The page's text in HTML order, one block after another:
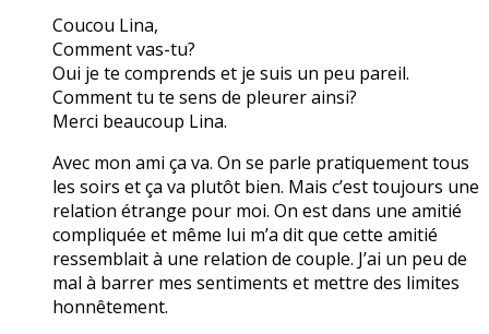
Coucou Lina,
Comment vas-tu?
Oui je te comprends et je suis un peu pareil.
Comment tu te sens de pleurer ainsi?
Merci beaucoup Lina.
Avec mon ami ça va. On se parle pratiquement tous
les soirs et ça va plutôt bien. Mais c’est toujours une
relation étrange pour moi. On est dans une amitié
compliquée et même lui m’a dit que cette amitié
ressemblait à une relation de couple. J’ai un peu de
mal à barrer mes sentiments et mettre des limites
honnêtement.